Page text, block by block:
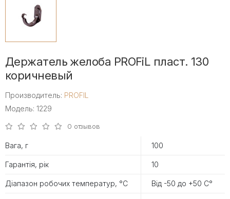
Держатель желоба PROFiL пласт. 130
коричневый
Производитель: PROFIL
Модель: 1229
0 отзывов
Вага, г 100
Гарантія, рік 10
Діапазон робочих температур, °С Від -50 до +50 С°